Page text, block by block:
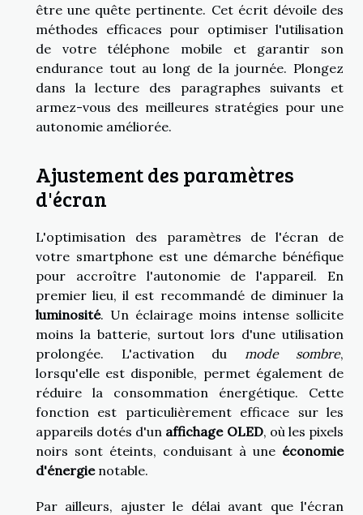
être une quête pertinente. Cet écrit dévoile des
méthodes efficaces pour optimiser l'utilisation
de votre téléphone mobile et garantir son
endurance tout au long de la journée. Plongez
dans la lecture des paragraphes suivants et
armez-vous des meilleures stratégies pour une
autonomie améliorée.
Ajustement des paramètres
d'écran
L'optimisation des paramètres de l'écran de
votre smartphone est une démarche bénéfique
pour accroître l'autonomie de l'appareil. En
premier lieu, il est recommandé de diminuer la
luminosité. Un éclairage moins intense sollicite
moins la batterie, surtout lors d'une utilisation
prolongée. L'activation du
mode sombre,
lorsqu'elle est disponible, permet également de
réduire la consommation énergétique. Cette
fonction est particulièrement efficace sur les
appareils dotés d'un affichage OLED, où les pixels
noirs sont éteints, conduisant à une économie
d'énergienotable.
Par ailleurs, ajuster le délai avant que l'écran